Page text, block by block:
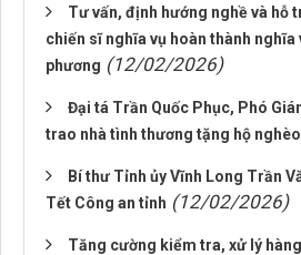
Tư vấn, định hướng nghề và hỗ
chiến sĩ nghĩa vụ hoàn thành nghĩa
phương (12/02/2026)
Đại tá Trần Quốc Phục, Phó
trao nhà tình thương tặng hộ nghèo
Bí thư Tỉnh ủy Vĩnh Long Trần
Tết Công an tỉnh (12/02/2026)
Tăng cường kiểm tra, xử lý